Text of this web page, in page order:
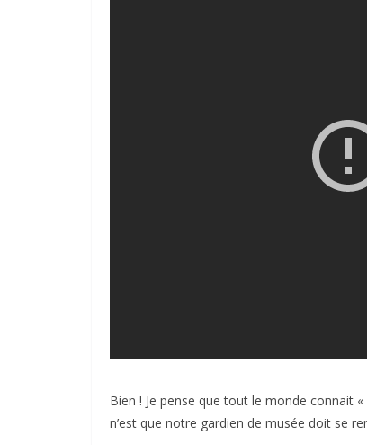
Bien ! Je pense que tout le monde connait
n’est que notre gardien de musée doit se